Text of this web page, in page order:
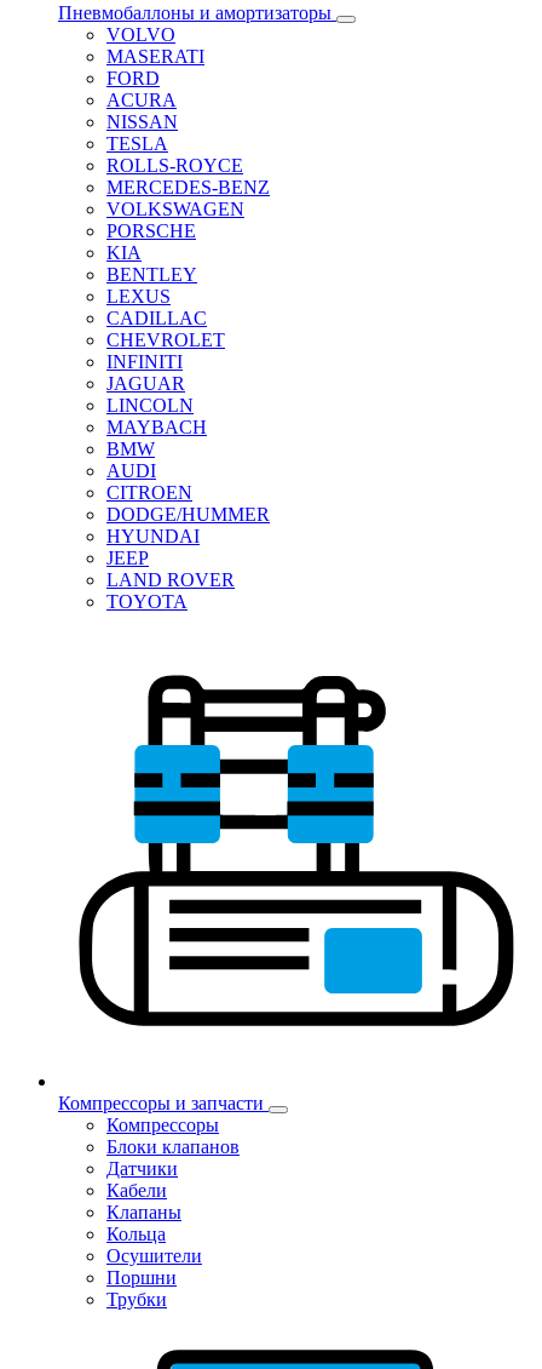
Пневмобаллоны и амортизаторы
VOLVO
MASERATI
FORD
ACURA
NISSAN
TESLA
ROLLS-ROYCE
MERCEDES-BENZ
VOLKSWAGEN
PORSCHE
KIA
BENTLEY
LEXUS
CADILLAC
CHEVROLET
INFINITI
JAGUAR
LINCOLN
MAYBACH
BMW
AUDI
CITROEN
DODGE/HUMMER
HYUNDAI
JEEP
LAND ROVER
TOYOTA
Компрессоры и запчасти
Компрессоры
Блоки клапанов
Датчики
Кабели
Клапаны
Кольца
Осушители
Поршни
Трубки